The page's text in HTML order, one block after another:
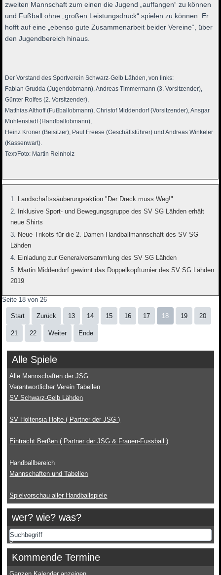
zweiten Mannschaft zum einen die Jugend „auffangen“ zu können
und Fußball ohne „großen Leistungsdruck“ spielen zu können. Er
hofft auf eine „ebenso gute Zusammenarbeit beider Vereine“, über
den Jugendbereich hinaus.
Der Vorstand des Sportverein Schwarz-Gelb Lähden, von links:
Fabian Grudda (Jugendobmann), Andreas Timmermann (3. Vorsitzender),
Günter Rolfes (2. Vorsitzender),
Matthias Althoff (Fußballobmann), Christof Middendorf (Vorsitzender), Ansgar
Mühlenstädt (Handballobmann),
Heinz Kroner (Beisitzer), Paul Freese (Geschäftsführer) und Andreas Winkeler
(Kassenwart).
Text/Foto: Martin Reinholz
Landschaftssäuberungsaktion "Der Dreck muss Weg!"
Inklusive Sport- und Bewegungsgruppe des SV SG Lähden erhält
neue Shirts
Neue Trikots für die 2. Damen-Handballmannschaft des SV SG
Lähden
Einladung zur Generalversammlung des SV SG Lähden
Martin Middendorf gewinnt das Doppelkopfturnier des SV SG Lähden
2019
Seite 18 von 26
Start Zurück 13 14 15 16 17 18 19 20
21 22 Weiter Ende
Alle Spiele
Alle Mannschaften der JSG.
Verantwortlicher Verein Tabellen
SV Schwarz-Gelb Lähden
SV Holtensia Holte ( Partner der JSG )
Eintracht Berßen ( Partner der JSG & Frauen-Fussball )
Handballbereich
Mannschaften und Tabellen
Spielvorschau aller Handballspiele
wer? wie? was?
0
Kommende Termine